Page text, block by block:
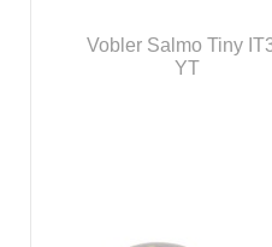
Vobler Salmo Tiny
YT